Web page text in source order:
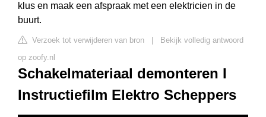
klus en maak een afspraak met een elektricien in de
buurt.
Verzoek tot verwijderen van bron
Bekijk volledig antwoord
op zoofy.nl
Schakelmateriaal demonteren I
Instructiefilm Elektro Scheppers